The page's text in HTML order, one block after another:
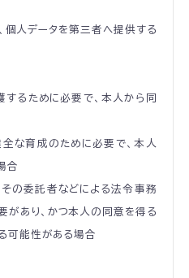
個人データを第三者へ提供する
るために必要で、本人から同
な育成のために必要で、本人
合
の委託者などによる法令事務
があり、かつ本人の同意を得る
可能性がある場合